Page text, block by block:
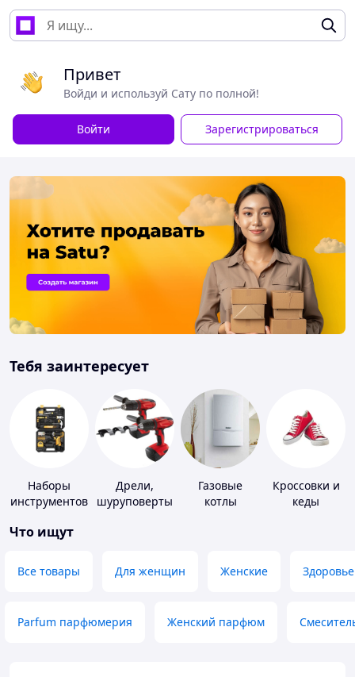
Привет
Войди и используй Сату по полной!
Войти Зарегистрироваться
Тебя заинтересует
Наборы
инструментов
Дрели,
шуруповерты
Газовые
котлы
Кроссовки и
кеды
Что ищут
Все товары Для женщин Женские Здоровье
Parfum парфюмерия Женский парфюм